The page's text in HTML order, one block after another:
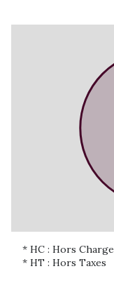
* HC : Hors
* HT : Hors Taxes